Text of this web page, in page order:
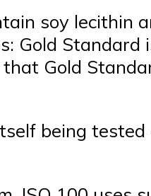
soy lecithin
Gold
Gold
being